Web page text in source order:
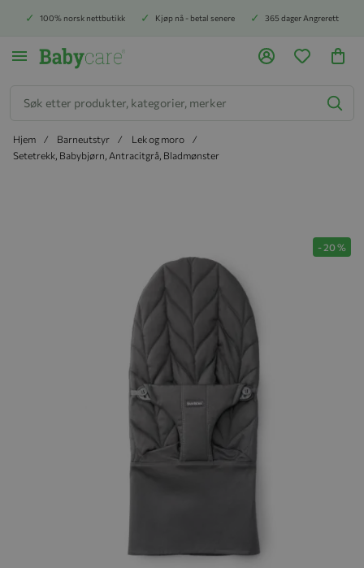
100% norsk nettbutikk Kjøp nå - betal senere 365 dager Angrerett
Hjem Barneutstyr
Lek og moro
Setetrekk, Babybjørn, Antracitgrå, Bladmønster
-20 %